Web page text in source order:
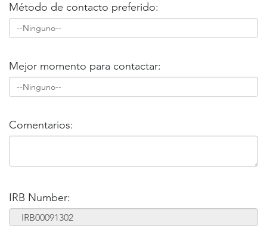
Método de contacto preferido:
Mejor momento para contactar:
Comentarios:
IRB Number: